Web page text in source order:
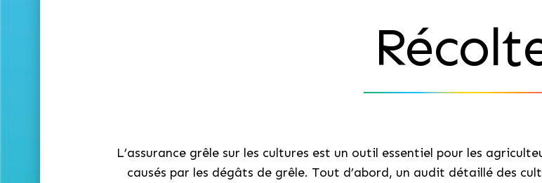
L’assurance grêle sur les cultures est un outil essentiel pour les
causés par les dégâts de grêle. Tout d’abord, un audit détaillé des